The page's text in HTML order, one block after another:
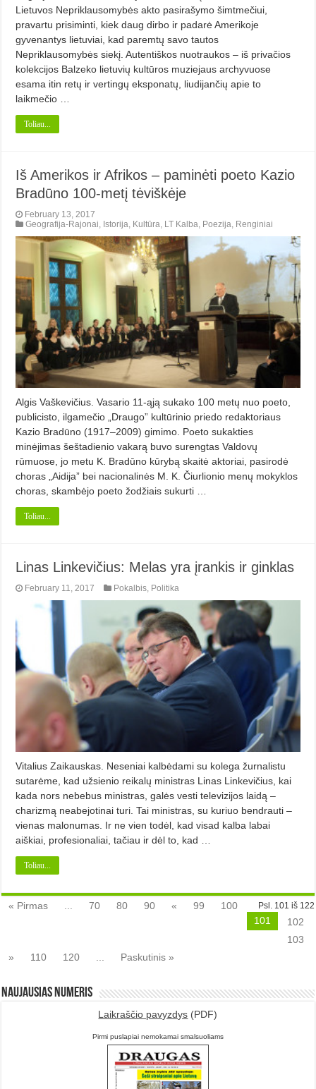
Lietuvos Nepriklausomybės akto pasirašymo šimtmečiui,
pravartu prisiminti, kiek daug dirbo ir padarė Amerikoje
gyvenantys lietuviai, kad paremtų savo tautos
Nepriklausomybės siekį. Autentiškos nuotraukos – iš privačios
kolekcijos Balzeko lietuvių kultūros muziejaus archyvuose
esama itin retų ir vertingų eksponatų, liudijančių apie to
laikmečio …
Toliau...
Iš Amerikos ir Afrikos – paminėti poeto Kazio
Bradūno 100-metį tėviškėje
February 13, 2017
Geografija-Rajonai, Istorija, Kultūra, LT Kalba, Poezija, Renginiai
Algis Vaškevičius. Vasario 11-ąją sukako 100 metų nuo poeto,
publicisto, ilgamečio „Draugo” kultūrinio priedo redaktoriaus
Kazio Bradūno (1917–2009) gimimo. Poeto sukakties
minėjimas šeštadienio vakarą buvo surengtas Valdovų
rūmuose, jo metu K. Bradūno kūrybą skaitė aktoriai, pasirodė
choras „Aidija” bei nacionalinės M. K. Čiurlionio menų mokyklos
choras, skambėjo poeto žodžiais sukurti …
Toliau...
Linas Linkevičius: Melas yra įrankis ir ginklas
February 11, 2017 Pokalbis, Politika
Vitalius Zaikauskas. Neseniai kalbėdami su kolega žurnalistu
sutarėme, kad užsienio reikalų ministras Linas Linkevičius, kai
kada nors nebebus ministras, galės vesti televizijos laidą –
charizmą neabejotinai turi. Tai ministras, su kuriuo bendrauti –
vienas malonumas. Ir ne vien todėl, kad visad kalba labai
aiškiai, profesionaliai, tačiau ir dėl to, kad …
Toliau...
Psl. 101 iš 122
« Pirmas 70 80 90 « 99
100
101
102
103
»
110 120 Paskutinis »
Naujausias numeris
Laikraščio pavyzdys (PDF)
Pirmi puslapiai nemokamai smalsuoliams